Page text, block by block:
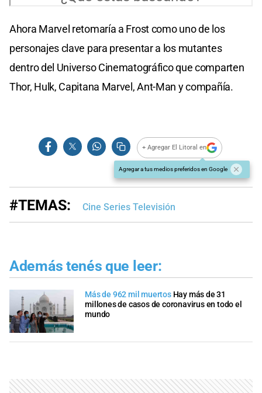
Ahora Marvel retomaría a Frost como uno de los
personajes clave para presentar a los mutantes
dentro del Universo Cinematográfico que comparten
Thor, Hulk, Capitana Marvel, Ant-Man y compañía.
+ Agregar El Litoral en
Agregar a tus medios preferidos en Google
#TEMAS: Cine Series Televisión
Además tenés que leer:
Más de 962 mil muertos Hay más de 31
millones de casos de coronavirus en todo el
mundo